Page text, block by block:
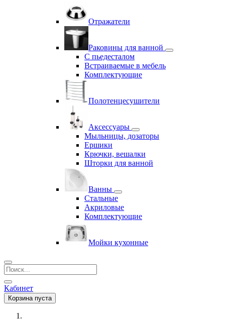
Отражатели
Раковины для ванной
С пьедесталом
Встраиваемые в мебель
Комплектующие
Полотенцесушители
Аксессуары
Мыльницы, дозаторы
Ершики
Крючки, вешалки
Шторки для ванной
Ванны
Стальные
Акриловые
Комплектующие
Мойки кухонные
Кабинет
Корзина пуста